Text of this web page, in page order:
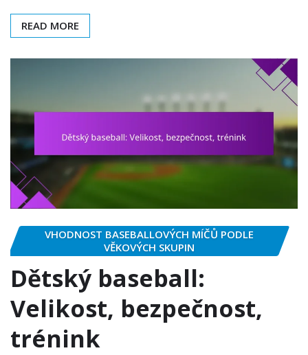
READ MORE
VHODNOST BASEBALLOVÝCH MÍČŮ PODLE
VĚKOVÝCH SKUPIN
Dětský baseball:
Velikost, bezpečnost,
trénink